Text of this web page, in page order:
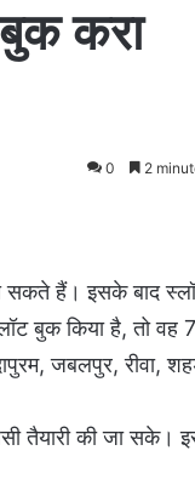
करा
0 2
सकते हैं। इसके बाद
बुक किया है, तो वह
जबलपुर, रीवा,
तैयारी की जा सके।